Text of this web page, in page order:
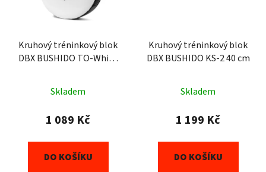
Kruhový tréninkový blok
DBX BUSHIDO TO-White
Skladem
1 089 Kč
DO KOŠÍKU
Kruhový tréninkový blok
DBX BUSHIDO KS-2 40 cm
Skladem
1 199 Kč
DO KOŠÍKU